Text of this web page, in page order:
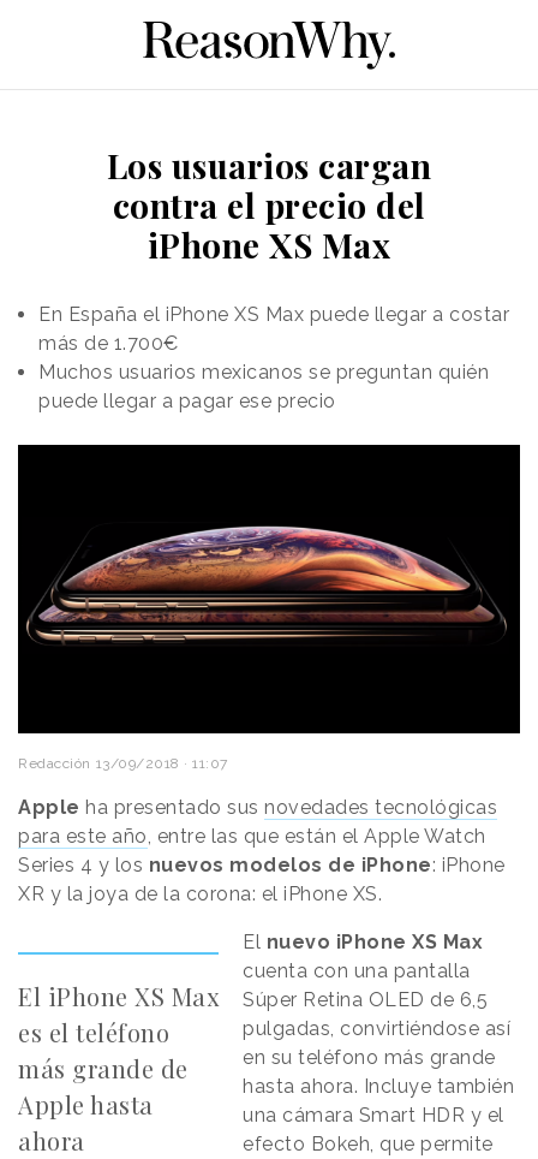
Los usuarios cargan
contra el precio del
iPhone XS Max
En España el iPhone XS Max puede llegar a costar
más de 1.700€
Muchos usuarios mexicanos se preguntan quién
puede llegar a pagar ese precio
Redacción 13/09/2018 · 11:07
Apple ha presentado sus novedades tecnológicas
para este año, entre las que están el Apple Watch
Series 4 y los nuevos modelos de iPhone: iPhone
XR y la joya de la corona: el iPhone XS.
El iPhone XS Max
es el teléfono
más grande de
Apple hasta
ahora
El nuevo iPhone XS Max
cuenta con una pantalla
Súper Retina OLED de 6,5
pulgadas, convirtiéndose así
en su teléfono más grande
hasta ahora. Incluye también
una cámara Smart HDR y el
efecto Bokeh, que permite